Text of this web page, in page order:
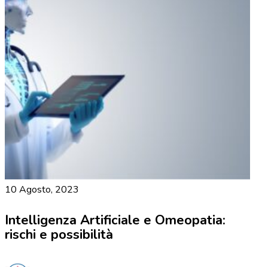
10 Agosto, 2023
Intelligenza Artificiale e Omeopatia:
rischi e possibilità